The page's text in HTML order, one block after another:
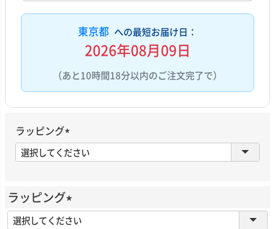
東京都 への最短お届け日：
2026年08月09日
（あと10時間18分以内のご注文完了で）
ラッピング
(
必
)
ラッピング
(